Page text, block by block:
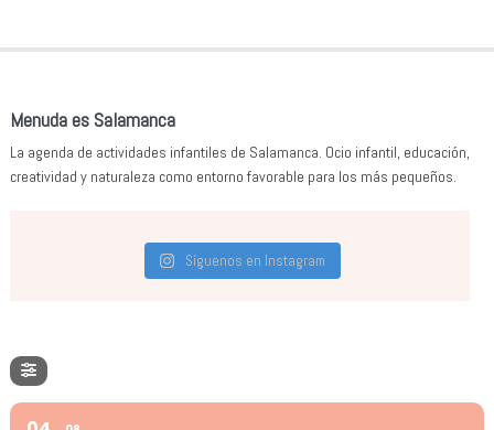
Menuda es Salamanca
La agenda de actividades infantiles de Salamanca. Ocio infantil, educación,
creatividad y naturaleza como entorno favorable para los más pequeños.
Síguenos en Instagram